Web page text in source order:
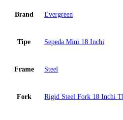
Brand Evergreen
Tipe Sepeda Mini 18 Inchi
Frame Steel
Fork Rigid Steel Fork 18 Inchi